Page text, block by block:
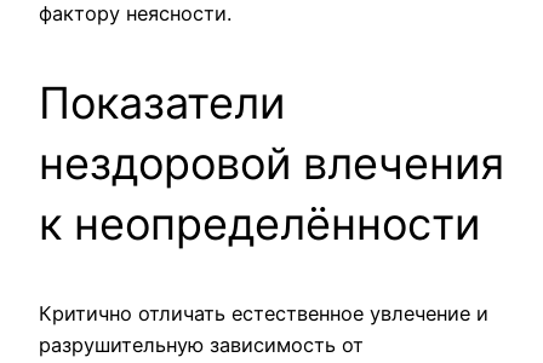
фактору неясности.
Показатели
нездоровой влечения
к неопределённости
Критично отличать естественное увлечение и
разрушительную зависимость от